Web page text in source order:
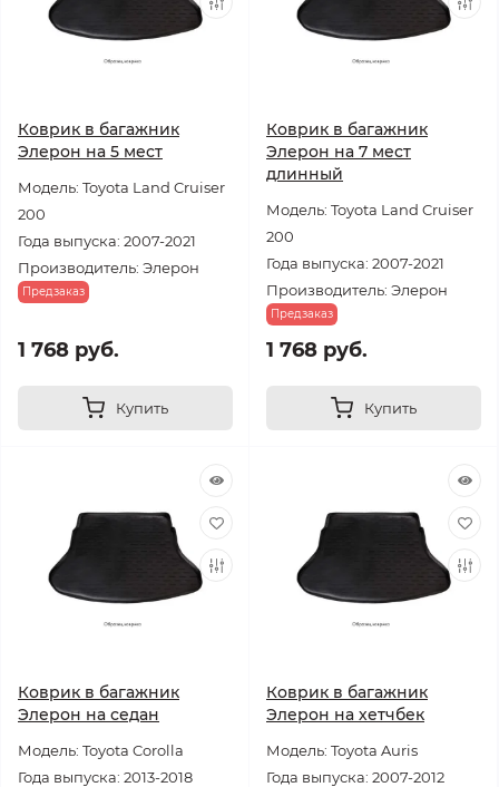
Коврик в багажник
Элерон на 5 мест
Модель: Toyota Land Cruiser
200
Года выпуска: 2007-2021
Производитель: Элерон
Предзаказ
1 768 руб.
Купить
Коврик в багажник
Элерон на 7 мест
длинный
Модель: Toyota Land Cruiser
200
Года выпуска: 2007-2021
Производитель: Элерон
Предзаказ
1 768 руб.
Купить
Коврик в багажник
Элерон на седан
Модель: Toyota Corolla
Года выпуска: 2013-2018
Коврик в багажник
Элерон на хетчбек
Модель: Toyota Auris
Года выпуска: 2007-2012